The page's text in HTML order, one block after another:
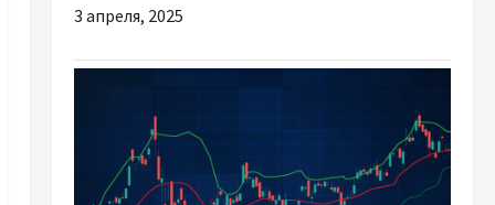
3 апреля, 2025